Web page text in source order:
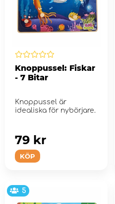
Knoppussel: Fiskar
- 7 Bitar
Knoppussel är
idealiska för nybörjare.
KÖP
79 kr
5